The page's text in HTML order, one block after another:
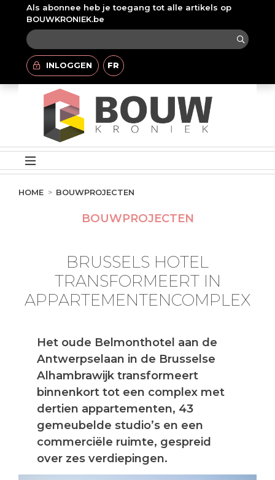
Als abonnee heb je toegang tot alle artikels op
BOUWKRONIEK.be
INLOGGEN FR
HOME BOUWPROJECTEN
BOUWPROJECTEN
BRUSSELS HOTEL
TRANSFORMEERT IN
APPARTEMENTENCOMPLEX
Het oude Belmonthotel aan de
Antwerpselaan in de Brusselse
Alhambrawijk transformeert
binnenkort tot een complex met
dertien appartementen, 43
gemeubelde studio’s en een
commerciële ruimte, gespreid
over zes verdiepingen.